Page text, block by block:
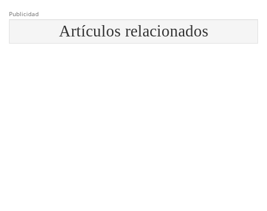
Publicidad
Artículos relacionados